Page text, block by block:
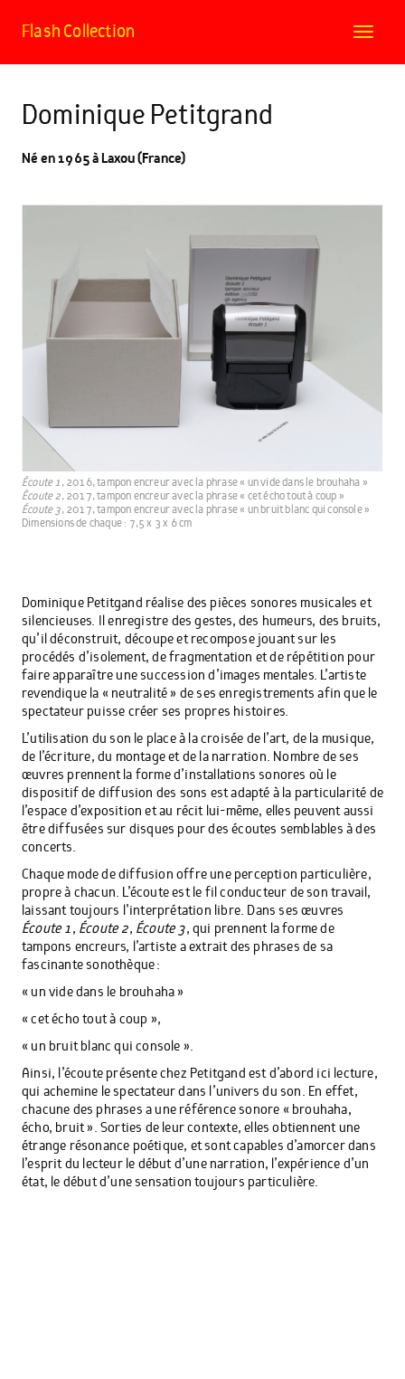
Toggle
Flash Collection
Dominique Petitgrand
Né en 1965 à Laxou (France)
Écoute 1 , 2016, tampon encreur avec la phrase « un vide dans le brouhaha »
Écoute 2, 2017, tampon encreur avec la phrase « cet écho tout à coup »
Écoute 3, 2017, tampon encreur avec la phrase « un bruit blanc qui console »
Dimensions de chaque : 7,5 x 3 x 6 cm
Dominique Petitgand réalise des pièces sonores musicales et
silencieuses. Il enregistre des gestes, des humeurs, des bruits,
qu’il déconstruit, découpe et recompose jouant sur les
procédés d’isolement, de fragmentation et de répétition pour
faire apparaître une succession d’images mentales. L’artiste
revendique la « neutralité » de ses enregistrements afin que le
spectateur puisse créer ses propres histoires.
L’utilisation du son le place à la croisée de l’art, de la musique,
de l’écriture, du montage et de la narration. Nombre de ses
œuvres prennent la forme d’installations sonores où le
dispositif de diffusion des sons est adapté à la particularité de
l’espace d’exposition et au récit lui-même, elles peuvent aussi
être diffusées sur disques pour des écoutes semblables à des
concerts.
Chaque mode de diffusion offre une perception particulière,
propre à chacun. L’écoute est le fil conducteur de son travail,
laissant toujours l’interprétation libre. Dans ses œuvres
Écoute 1, Écoute 2, Écoute 3, qui prennent la forme de
tampons encreurs, l’artiste a extrait des phrases de sa
fascinante sonothèque :
« un vide dans le brouhaha »
« cet écho tout à coup »,
« un bruit blanc quiconsole ».
Ainsi, l’écoute présente chez Petitgand est d’abord ici lecture,
qui achemine le spectateur dans l’univers du son. En effet,
chacune des phrases a une référence sonore « brouhaha,
écho, bruit ». Sorties de leur contexte, elles obtiennent une
étrange résonance poétique, et sont capables d’amorcer dans
l’esprit du lecteur le début d’une narration, l’expérience d’un
état, le début d’une sensation toujours particulière.